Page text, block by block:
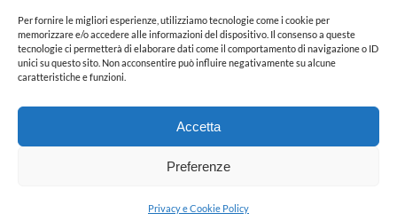
Per fornire le migliori esperienze, utilizziamo tecnologie come i cookie per
memorizzare e/o accedere alle informazioni del dispositivo. Il consenso a queste
tecnologie ci permetterà di elaborare dati come il comportamento di navigazione o ID
unici su questo sito. Non acconsentire può influire negativamente su alcune
caratteristiche e funzioni.
Accetta
Preferenze
Privacy e Cookie Policy
Privacy & Cookie Policy
Copyright 2026 Opessi Stefano srl| All Rights Reserved | Powered by